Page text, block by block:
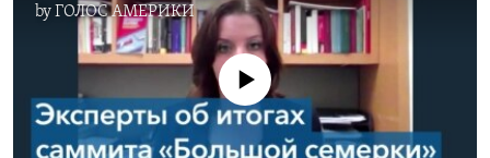
byГОЛОС АМЕРИКИ
No media source currently available